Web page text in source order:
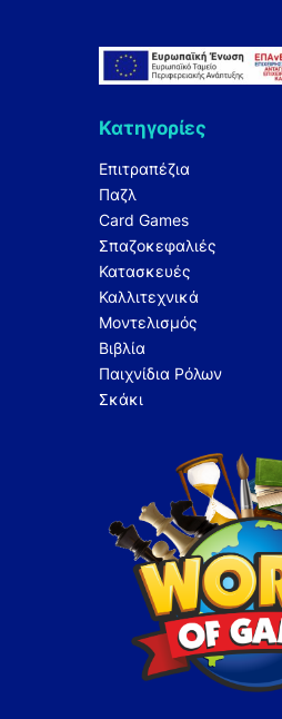
Κατηγορίες
Επιτραπέζια
Παζλ
Card Games
Σπαζοκεφαλιές
Κατασκευές
Καλλιτεχνικά
Μοντελισμός
Βιβλία
Παιχνίδια Ρόλων
Σκάκι